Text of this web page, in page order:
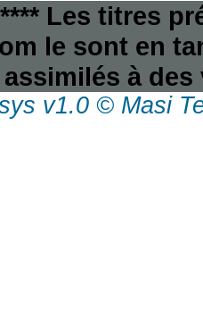
Les titres
le sont en
à
v1.0 © Masi